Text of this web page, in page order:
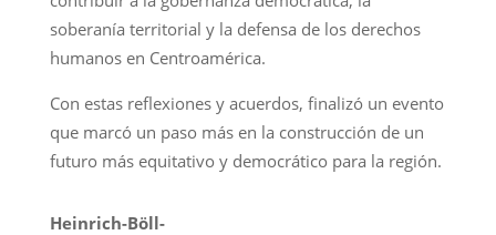
soberanía territorial y la defensa de los derechos
humanos en Centroamérica.
Con estas reflexiones y acuerdos, finalizó un evento
que marcó un paso más en la construcción de un
futuro más equitativo y democrático para la región.
Heinrich-Böll-